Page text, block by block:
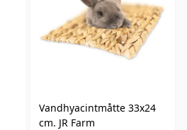
Vandhyacintmåtte 33x24
cm. JR Farm